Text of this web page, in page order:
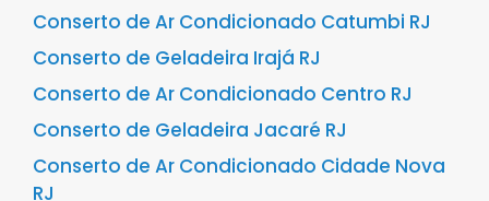
Conserto de Ar Condicionado Catumbi RJ
Conserto de Geladeira Irajá RJ
Conserto de Ar Condicionado Centro RJ
Conserto de Geladeira Jacaré RJ
Conserto de Ar Condicionado Cidade Nova
RJ